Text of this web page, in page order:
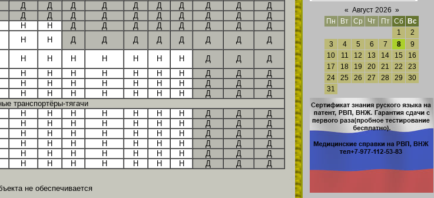
Д Д Д Д Д Д Д Д Д
Д
Д Д Д Д Д Д Д Д Д
Д
Н Н Д Д Д Д Д Д Д
Д
Н Н Д Д Д Д Д Д Д
Д
Н Н Н Н Н Н Н Д Д
Д
Н Н Н Н Н Н Н Д Д
Д
Н Н Н Н Н Н Н Д Д
Д
Н Н Н Н Н Н Н Д Д
Д
транспортёры-тягачи
Н Н Н Н Н Н Н Д Д
Д
Н Н Н Н Н Н Н Д Д
Д
Н Н Н Н Н Н Н Д Д
Д
Н Н Н Н Н Н Н Д Д
Д
Н Н Н Н Н Н Н Д Д
Д
Н Н Н Н Н Н Н Д Д
Д
не обеспечивается
« Август 2026 »
Пн
Вт Ср Чт Пт Сб
Вс
1
2
3
4 5 6 7 8
9
10
11 12 13 14 15
16
17
18 19 20 21 22
23
24
25 26 27 28 29
30
31